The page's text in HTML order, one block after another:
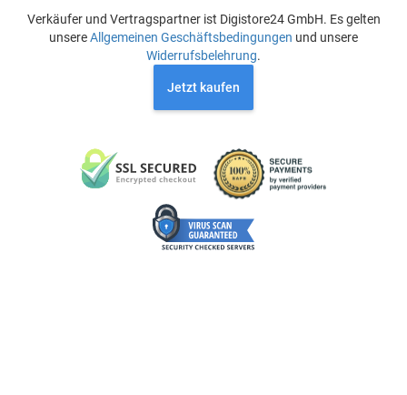
Verkäufer und Vertragspartner ist Digistore24 GmbH. Es gelten
unsereAllgemeinen Geschäftsbedingungen und unsere
Widerrufsbelehrung.
Jetzt kaufen